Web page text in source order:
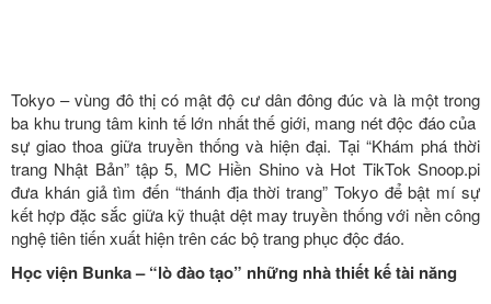
Tokyo – vùng đô thị có mật độ cư dân đông đúc và là một trong
ba khu trung tâm kinh tế lớn nhất thế giới, mang nét độc đáo của
sự giao thoa giữa truyền thống và hiện đại. Tại “Khám phá thời
trang Nhật Bản” tập 5, MC Hiền Shino và Hot TikTok Snoop.pi
đưa khán giả tìm đến “thánh địa thời trang” Tokyo để bật mí sự
kết hợp đặc sắc giữa kỹ thuật dệt may truyền thống với nền công
nghệ tiên tiến xuất hiện trên các bộ trang phục độc đáo.
Học viện Bunka – “lò đào tạo” những nhà thiết kế tài năng